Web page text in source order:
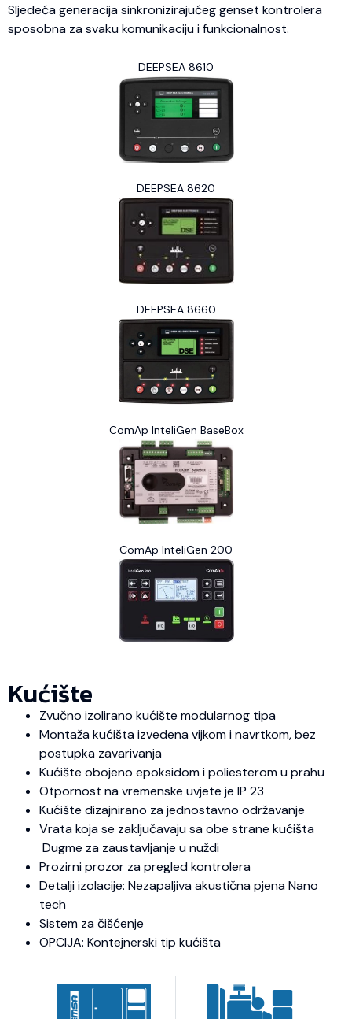
Sljedeća generacija sinkronizirajućeg genset kontrolera
sposobna za svaku komunikaciju i funkcionalnost.
DEEPSEA 8610
DEEPSEA 8620
DEEPSEA 8660
ComAp InteliGen BaseBox
ComAp InteliGen 200
Kućište
Zvučno izolirano kućište modularnog tipa
Montaža kućišta izvedena vijkom i navrtkom, bez
postupka zavarivanja
Kućište obojeno epoksidom i poliesterom u prahu
Otpornost na vremenske uvjete je IP 23
Kućište dizajnirano za jednostavno održavanje
Vrata koja se zaključavaju sa obe strane kućišta
Dugme za zaustavljanje u nuždi
Prozirni prozor za pregled kontrolera
Detalji izolacije: Nezapaljiva akustična pjena Nano
tech
Sistem za čišćenje
OPCIJA: Kontejnerski tip kućišta